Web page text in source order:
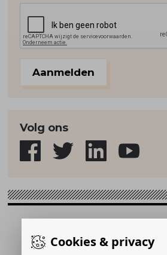
Cookies & privacy
Aanmelden
Volg ons
Gerealiseerd door: